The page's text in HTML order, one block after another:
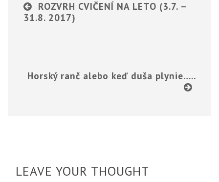
ROZVRH CVIČENÍ NA LETO (3.7. –
31.8. 2017)
Horský ranč alebo keď duša plynie…..
LEAVE YOUR THOUGHT